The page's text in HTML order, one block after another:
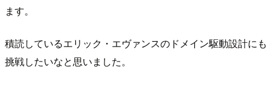
ます。
積読しているエリック・エヴァンスのドメイン駆動設計にも
挑戦したいなと思いました。